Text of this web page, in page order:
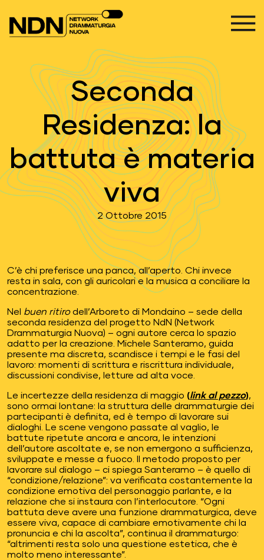
Navigazione principale
Seconda
Residenza: la
battuta è materia
viva
2 Ottobre 2015
C’è chi preferisce una panca, all’aperto. Chi invece
resta in sala, con gli auricolari e la musica a conciliare la
concentrazione.
Nel buen ritirodell’Arboreto di Mondaino – sede della
seconda residenza del progetto NdN (Network
Drammaturgia Nuova) – ogni autore cerca lo spazio
adatto per la creazione. Michele Santeramo, guida
presente ma discreta, scandisce i tempi e le fasi del
lavoro: momenti di scrittura e riscrittura individuale,
discussioni condivise, letture ad alta voce.
Le incertezze della residenza di maggio (link al pezzo),
sono ormai lontane: la struttura delle drammaturgie dei
partecipanti è definita, ed è tempo di lavorare sui
dialoghi. Le scene vengono passate al vaglio, le
battute ripetute ancora e ancora, le intenzioni
dell’autore ascoltate e, se non emergono a sufficienza,
sviluppate e messe a fuoco. Il metodo proposto per
lavorare sul dialogo – ci spiega Santeramo – è quello di
“condizione/relazione”: va verificata costantemente la
condizione emotiva del personaggio parlante, e la
relazione che si instaura con l’interlocutore. “Ogni
battuta deve avere una funzione drammaturgica, deve
essere viva, capace di cambiare emotivamente chi la
pronuncia e chi la ascolta”, continua il drammaturgo:
“altrimenti resta solo una questione estetica, che è
molto meno interessante”.